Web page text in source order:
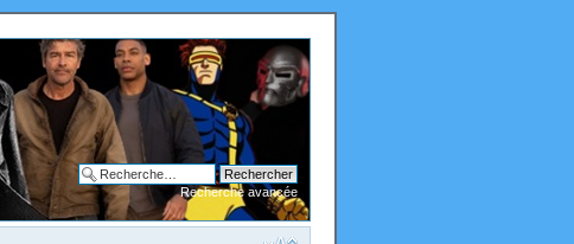
Recherche avancée